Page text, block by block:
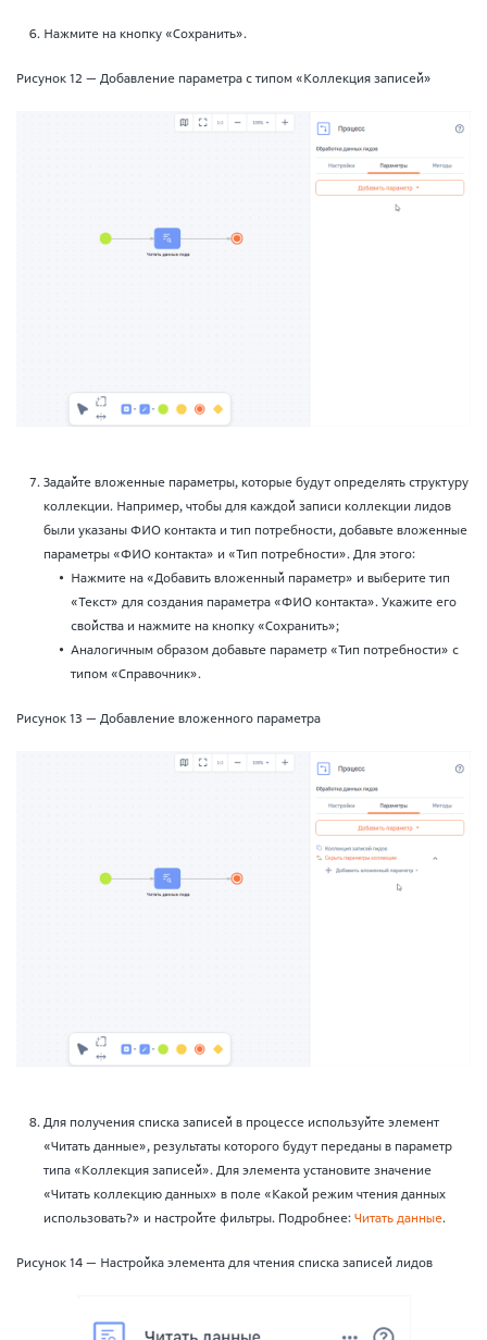
Нажмите на кнопку «Сохранить».
Рисунок 12 — Добавление параметра с типом «Коллекция записей»
Задайте вложенные параметры, которые будут определять структуру
коллекции. Например, чтобы для каждой записи коллекции лидов
были указаны ФИО контакта и тип потребности, добавьте вложенные
параметры «ФИО контакта» и «Тип потребности». Для этого:
Нажмите на «Добавить вложенный параметр» и выберите тип
«Текст» для создания параметра «ФИО контакта». Укажите его
свойства и нажмите на кнопку «Сохранить»;
Аналогичным образом добавьте параметр «Тип потребности» с
типом «Справочник».
Рисунок 13 — Добавление вложенного параметра
Для получения списка записей в процессе используйте элемент
«Читать данные», результаты которого будут переданы в параметр
типа «Коллекция записей». Для элемента установите значение
«Читать коллекцию данных» в поле «Какой режим чтения данных
использовать?» и настройте фильтры. Подробнее:Читать данные.
Рисунок 14 — Настройка элемента для чтения списка записей лидов